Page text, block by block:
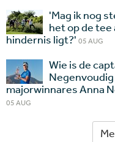
'Mag ik nog
het op de tee
hindernis ligt?' 05 AUG
Wie is de
majorwinnares Anna
05 AUG